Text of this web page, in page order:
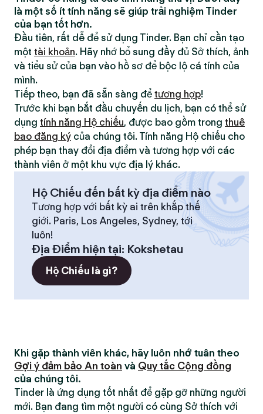
là một số ít tính năng sẽ giúp trải nghiệm Tinder
của bạn tốt hơn.
Đầu tiên, rất dễ để sử dụng Tinder. Bạn chỉ cần tạo
một tài khoản. Hãy nhớ bổ sung đầy đủ Sở thích, ảnh
và tiểu sử của bạn vào hồ sơ để bộc lộ cá tính của
mình.
Tiếp theo, bạn đã sẵn sàng để tương hợp!
Trước khi bạn bắt đầu chuyến du lịch, bạn có thể sử
dụng tính năng Hộ chiếu, được bao gồm trong thuê
bao đăng ký của chúng tôi. Tính năng Hộ chiếu cho
phép bạn thay đổi địa điểm và tương hợp với các
thành viên ở một khu vực địa lý khác.
Hộ Chiếu đến bất kỳ địa điểm nào
Tương hợp với bất kỳ ai trên khắp thế
giới. Paris, Los Angeles, Sydney, tới
luôn!
Địa Điểm hiện tại: Kokshetau
Hộ Chiếu là gì?
Khi gặp thành viên khác, hãy luôn nhớ tuân theo
Gợi ý đảm bảo An toàn và Quy tắc Cộng đồng
của chúng tôi.
Tinder là ứng dụng tốt nhất để gặp gỡ những người
mới. Bạn đang tìm một người có cùng Sở thích với